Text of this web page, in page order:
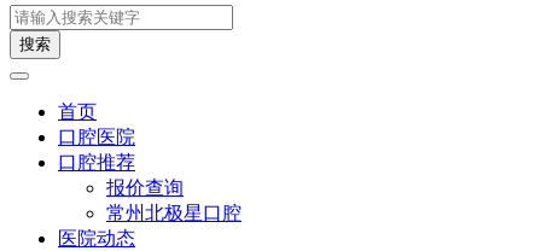
搜索
首页
口腔医院
口腔推荐
报价查询
常州北极星口腔
医院动态